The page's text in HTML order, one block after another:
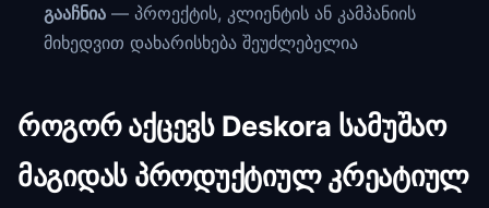
გააჩნია — პროექტის, კლიენტის ან კამპანიის
მიხედვით დახარისხება შეუძლებელია
როგორ აქცევს Deskora სამუშაო
მაგიდას პროდუქტიულ კრეატიულ